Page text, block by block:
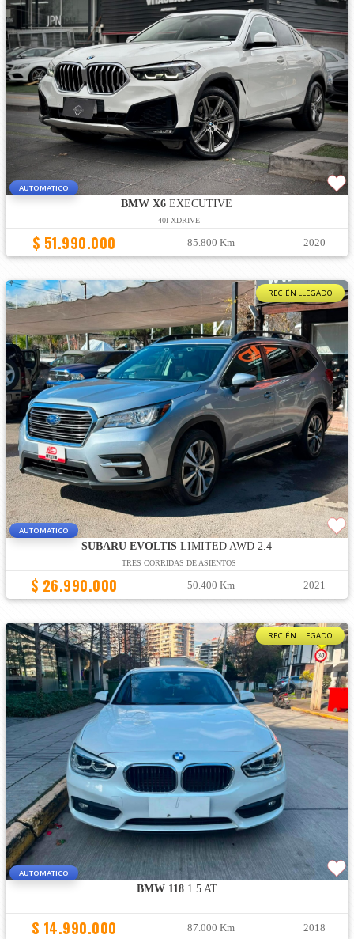
AUTOMATICO
BMW X6 EXECUTIVE
40I XDRIVE
$ 51.990.000 85.800 Km 2020
RECIÉN LLEGADO
AUTOMATICO
SUBARU EVOLTIS LIMITED AWD 2.4
TRES CORRIDAS DE ASIENTOS
$ 26.990.000 50.400 Km 2021
RECIÉN LLEGADO
AUTOMATICO
BMW 1181.5 AT
$ 14.990.000 87.000 Km 2018